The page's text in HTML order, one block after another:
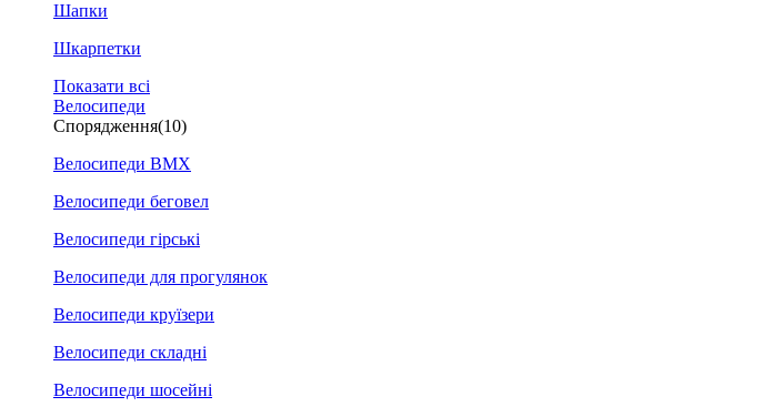
Шапки
Шкарпетки
Показати всі
Велосипеди
Спорядження(10)
Велосипеди BMX
Велосипеди беговел
Велосипеди гірські
Велосипеди для прогулянок
Велосипеди круїзери
Велосипеди складні
Велосипеди шосейні